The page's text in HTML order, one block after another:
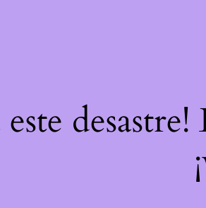
este